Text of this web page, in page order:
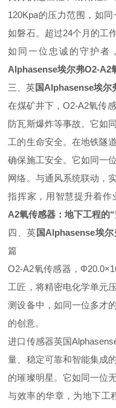
120Kpa的压力范围，如
如磐石。超过24个月的工
如同一位忠诚的守护者
Alphasense埃尔弗O2-A2
三、英国Alphasense埃尔
在煤矿井下，O2-A2氧传
防瓦斯爆炸等事故。它如
工的生命安全。在地铁隧
确保施工安全。它如同一
网络。与通风系统联动，
指挥家，用智慧提升着作
A2氧传感器：地下工程的
四、英 国Alphasense埃尔
篇
O2-A2氧传感器，Φ20.0×
工匠，将精密电化学单元
测设备中，如同一位多才
的创意。
进口传感器英国
量、稳定可靠和智能集成
的璀璨明星。它如同一位
与效率的华章，为地下工